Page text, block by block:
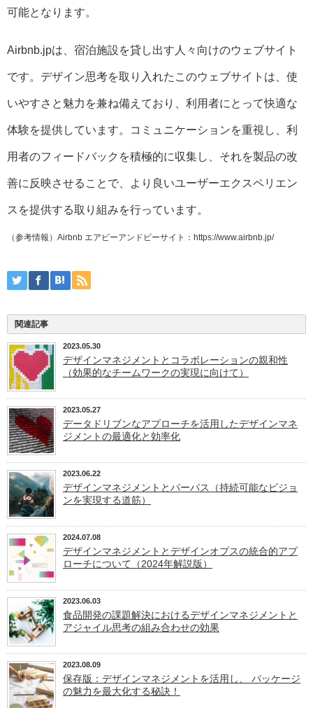
可能となります。
Airbnb.jpは、宿泊施設を貸し出す人々向けのウェブサイト
です。デザイン思考を取り入れたこのウェブサイトは、使
いやすさと魅力を兼ね備えており、利用者にとって快適な
体験を提供しています。コミュニケーションを重視し、利
用者のフィードバックを積極的に収集し、それを製品の改
善に反映させることで、より良いユーザーエクスペリエン
スを提供する取り組みを行っています。
（参考情報）Airbnb エアビーアンドビー‎サイト：https://www.airbnb.jp/
関連記事
2023.05.30
デザインマネジメントとコラボレーションの親和性
（効果的なチームワークの実現に向けて）
2023.05.27
データドリブンなアプローチを活用したデザインマネ
ジメントの最適化と効率化
2023.06.22
デザインマネジメントとパーパス（持続可能なビジョ
ンを実現する道筋）
2024.07.08
デザインマネジメントとデザインオプスの統合的アプ
ローチについて（2024年解説版）
2023.06.03
食品開発の課題解決におけるデザインマネジメントと
アジャイル思考の組み合わせの効果
2023.08.09
保存版：デザインマネジメントを活用し、 パッケージ
の魅力を最大化する秘訣！